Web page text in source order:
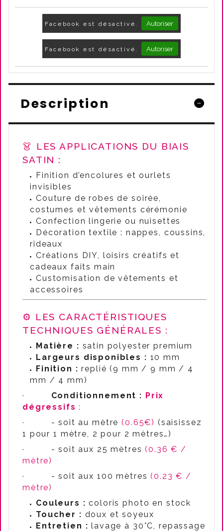
Facebook est désactivé. Autoriser
Facebook est désactivé. Autoriser
Description
👗 LES APPLICATIONS DU BIAIS
SATIN :
Finition d’encolures et ourlets
invisibles
Couture de robes de soirée,
costumes et vêtements cérémonie
Confection lingerie ou nuisettes
Décoration textile : nappes, coussins,
rideaux
Créations DIY, loisirs créatifs et
cadeaux faits main
Customisation de vêtements et
accessoires
⚙️ LES CARACTÉRISTIQUES
TECHNIQUES GÉNÉRALES :
Matière : satin polyester premium
Largeurs disponibles : 10 mm
Finition : replié (9 mm / 9 mm / 4
mm / 4 mm)
·
Conditionnement : Prix
dégressifs:
·
- soit au mètre(0.65€) (saisissez
1 pour 1 mètre, 2 pour 2 mètres…)
·
- soit aux 25 mètres(0.36 € /
mètre)
·
- soit aux 100 mètres(0.23 € /
mètre)
Couleurs : coloris photo en stock
Toucher : doux et soyeux
Entretien : lavage à 30°C, repassage